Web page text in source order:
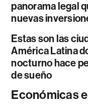
panorama legal
nuevas
Estas son las
América Latina
nocturno hace
de sueño
Económicas